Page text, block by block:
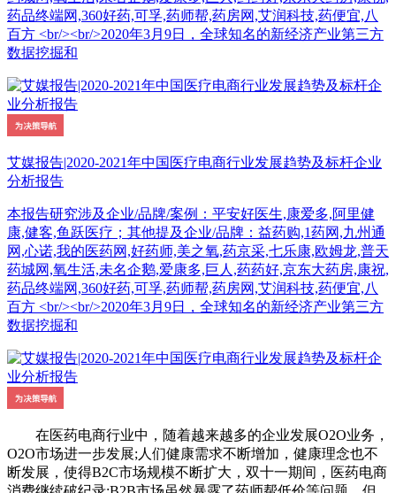
药品终端网,360好药,可孚,药师帮,药房网,艾润科技,药便宜,八
百方 <br/><br/>2020年3月9日，全球知名的新经济产业第三方
数据挖掘和
艾媒报告|2020-2021年中国医疗电商行业发展趋势及标杆企业
分析报告
本报告研究涉及企业/品牌/案例：平安好医生,康爱多,阿里健
康,健客,鱼跃医疗；其他提及企业/品牌：益药购,1药网,九州通
网,心诺,我的医药网,好药师,美之氧,药京采,七乐康,欧姆龙,普天
药城网,氧生活,未名企鹅,爱康多,巨人,药药好,京东大药房,康祝,
药品终端网,360好药,可孚,药师帮,药房网,艾润科技,药便宜,八
百方 <br/><br/>2020年3月9日，全球知名的新经济产业第三方
数据挖掘和
在医药电商行业中，随着越来越多的企业发展O2O业务，
O2O市场进一步发展;人们健康需求不断增加，健康理念也不
断发展，使得B2C市场规模不断扩大，双十一期间，医药电商